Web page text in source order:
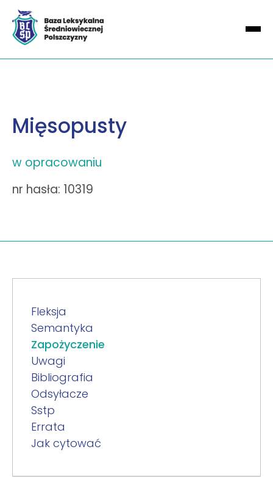
Mięsopusty
w opracowaniu
nr hasła: 10319
Fleksja
Semantyka
Zapożyczenie
Uwagi
Bibliografia
Odsyłacze
Sstp
Errata
Jak cytować